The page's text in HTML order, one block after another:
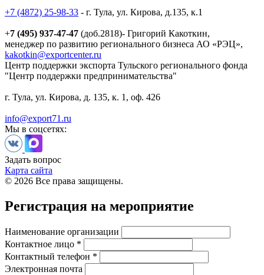
+7 (4872) 25-98-33 - г. Тула, ул. Кирова, д.135, к.1
+7 (495) 937-47-47 (доб.2818)- Григорий Какоткин,
менеджер по развитию регионального бизнеса АО «РЭЦ»,
kakotkin@exportcenter.ru
Центр поддержки экспорта Тульского регионального фонда
"Центр поддержки предпринимательства"
г. Тула, ул. Кирова, д. 135, к. 1, оф. 426
info@export71.ru
Мы в соцсетях:
Задать вопрос
Карта сайта
© 2026 Все права защищены.
Регистрация на мероприятие
Наименование организации
Контактное лицо *
Контактный телефон *
Электронная почта